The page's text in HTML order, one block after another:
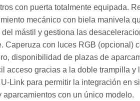
con puerta totalmente equipada.
mecánico con biela manivela
mástil y gestiona las
Caperuza con luces RGB (opcional)
disponibilidad de plazas de
acceso gracias a la doble trampilla y
Link para permitir la integración en
aparcamientos con un único modelo.